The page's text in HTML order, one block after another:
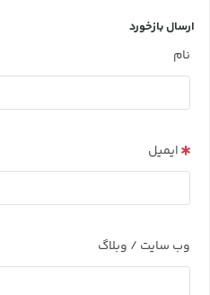
ارسال بازخورد
نام
ایمیل
وب سایت / وبلاگ